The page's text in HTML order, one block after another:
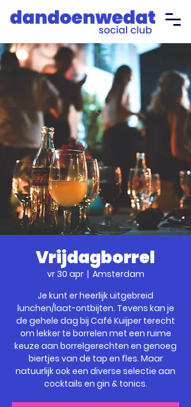
Vrijdagborrel
vr 30 apr
  |
Amsterdam
Je kunt er heerlijk uitgebreid
lunchen/laat-ontbijten. Tevens kan je
de gehele dag bij Café Kuijper terecht
om lekker te borrelen met een ruime
keuze aan borrelgerechten en genoeg
biertjes van de tap en fles. Maar
natuurlijk ook een diverse selectie aan
cocktails en gin & tonics.